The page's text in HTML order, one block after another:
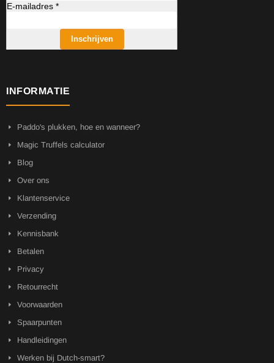
E-mailadres *
Inschrijven
INFORMATIE
Paddo's plukken, hoe en wanneer?
Magic Truffels calculator
Blog
Over ons
Klantenservice
Verzending
Kennisbank
Betalen
Privacy
Retourrecht
Voorwaarden
Spaarpunten
Handleidingen
Werken bij Dutch-smart?